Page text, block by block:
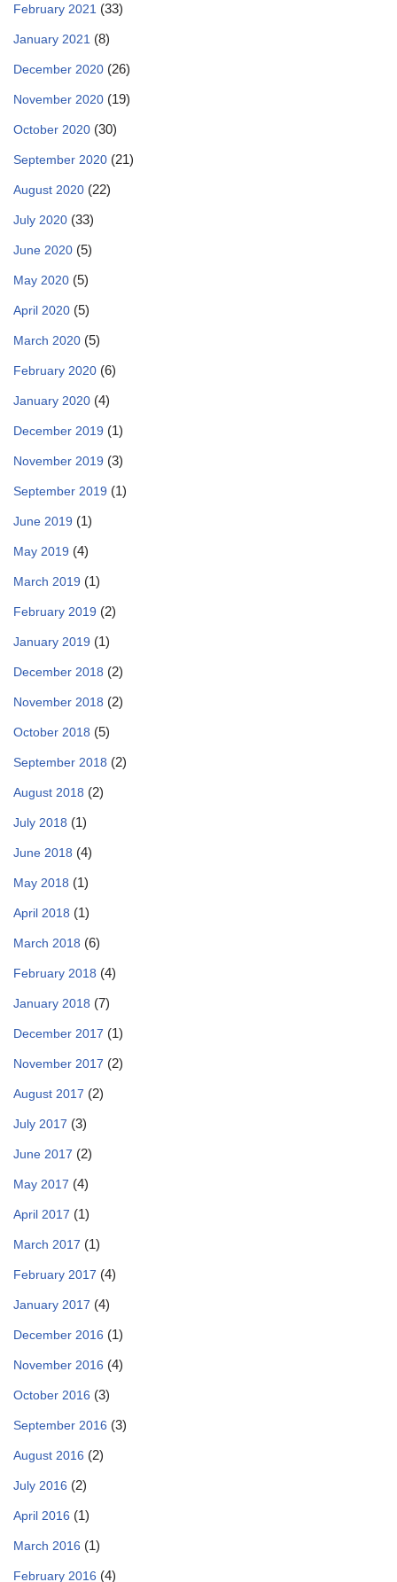
February 2021 (33)
January 2021 (8)
December 2020 (26)
November 2020 (19)
October 2020 (30)
September 2020 (21)
August 2020 (22)
July 2020 (33)
June 2020 (5)
May 2020 (5)
April 2020 (5)
March 2020 (5)
February 2020 (6)
January 2020 (4)
December 2019 (1)
November 2019 (3)
September 2019 (1)
June 2019 (1)
May 2019 (4)
March 2019 (1)
February 2019 (2)
January 2019 (1)
December 2018 (2)
November 2018 (2)
October 2018 (5)
September 2018 (2)
August 2018 (2)
July 2018 (1)
June 2018 (4)
May 2018 (1)
April 2018 (1)
March 2018 (6)
February 2018 (4)
January 2018 (7)
December 2017 (1)
November 2017 (2)
August 2017 (2)
July 2017 (3)
June 2017 (2)
May 2017 (4)
April 2017 (1)
March 2017 (1)
February 2017 (4)
January 2017 (4)
December 2016 (1)
November 2016 (4)
October 2016 (3)
September 2016 (3)
August 2016 (2)
July 2016 (2)
April 2016 (1)
March 2016 (1)
February 2016 (4)